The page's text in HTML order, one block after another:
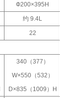
Ф200×395H
约 9.4L
22
340（377）
W×550（532）
D×835（1009）H